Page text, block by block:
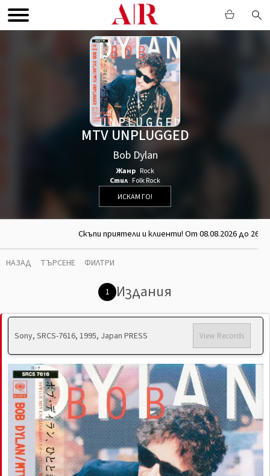
MTV UNPLUGGED
Bob Dylan
Жанр Rock
Стил Folk Rock
ИСКАМ ГО!
Скъпи приятели и клиенти! От 08.08.2026 до
НАЗАД ТЪРСЕНЕ ФИЛТРИ
1 Издания
Sony, SRCS-7616, 1995, Japan PRESS View Records